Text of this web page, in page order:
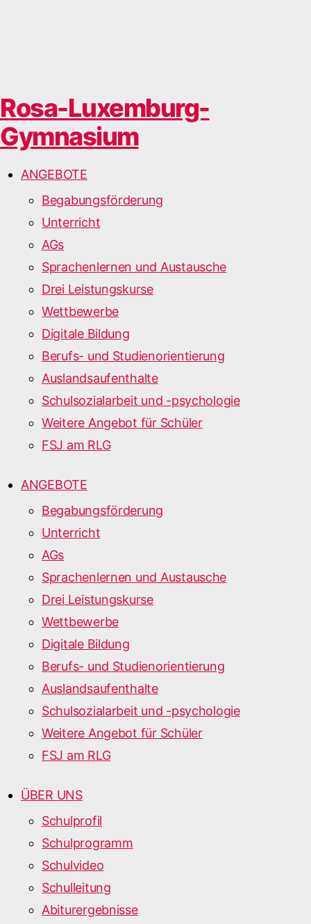
Rosa-Luxemburg-
Gymnasium
ANGEBOTE
Begabungsförderung
Unterricht
AGs
Sprachenlernen und Austausche
Drei Leistungskurse
Wettbewerbe
Digitale Bildung
Berufs- und Studienorientierung
Auslandsaufenthalte
Schulsozialarbeit und -psychologie
Weitere Angebot für Schüler
FSJ am RLG
ANGEBOTE
Begabungsförderung
Unterricht
AGs
Sprachenlernen und Austausche
Drei Leistungskurse
Wettbewerbe
Digitale Bildung
Berufs- und Studienorientierung
Auslandsaufenthalte
Schulsozialarbeit und -psychologie
Weitere Angebot für Schüler
FSJ am RLG
ÜBER UNS
Schulprofil
Schulprogramm
Schulvideo
Schulleitung
Abiturergebnisse